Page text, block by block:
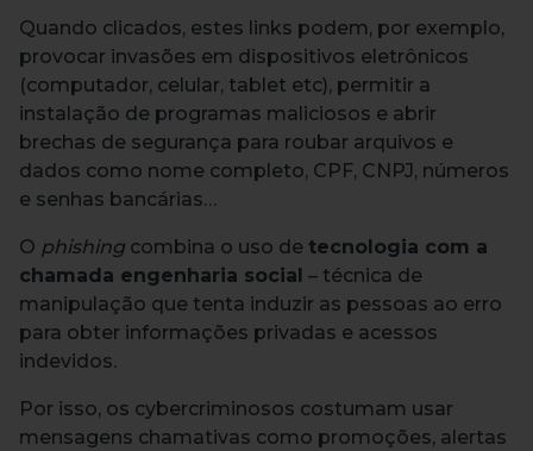
Quando clicados, estes links podem, por exemplo,
provocar invasões em dispositivos eletrônicos
(computador, celular, tablet etc), permitir a
instalação de programas maliciosos e abrir
brechas de segurança para roubar arquivos e
dados como nome completo, CPF, CNPJ, números
e senhas bancárias…
O phishing combina o uso de tecnologia com a
chamada engenharia social – técnica de
manipulação que tenta induzir as pessoas ao erro
para obter informações privadas e acessos
indevidos.
Por isso, os cybercriminosos costumam usar
mensagens chamativas como promoções, alertas